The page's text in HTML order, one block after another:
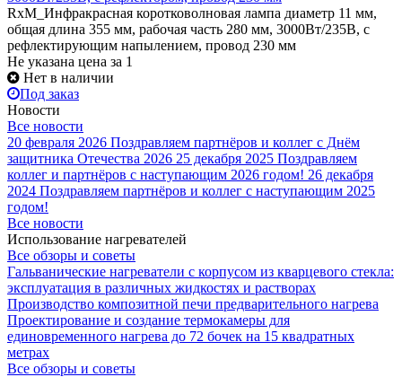
RxM_Инфракрасная коротковолновая лампа диаметр 11 мм,
общая длина 355 мм, рабочая часть 280 мм, 3000Вт/235В, с
рефлектирующим напылением, провод 230 мм
Не указана цена за 1
Нет в наличии
Под заказ
Новости
Все новости
20 февраля 2026 Поздравляем партнёров и коллег с Днём
защитника Отечества 2026 25 декабря 2025 Поздравляем
коллег и партнёров с наступающим 2026 годом! 26 декабря
2024 Поздравляем партнёров и коллег с наступающим 2025
годом!
Все новости
Использование нагревателей
Все обзоры и советы
Гальванические нагреватели с корпусом из кварцевого стекла:
эксплуатация в различных жидкостях и растворах
Производство композитной печи предварительного нагрева
Проектирование и создание термокамеры для
единовременного нагрева до 72 бочек на 15 квадратных
метрах
Все обзоры и советы